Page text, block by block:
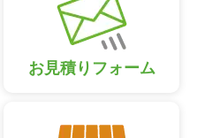
お見積りフォーム